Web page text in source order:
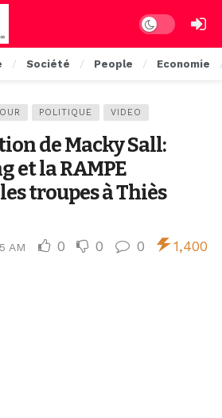
Dark mode
Société People Economie
POLITIQUE VIDEO
de Macky Sall:
et la RAMPE
troupes à Thiès
AM 0 0 0 1,400